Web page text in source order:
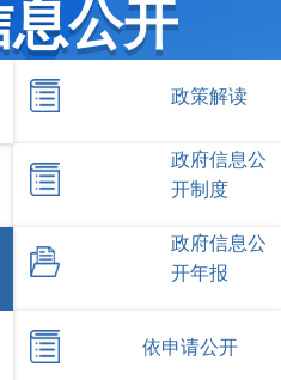
公开
政策解读
政府信息公
开制度
政府信息公
开年报
依申请公开